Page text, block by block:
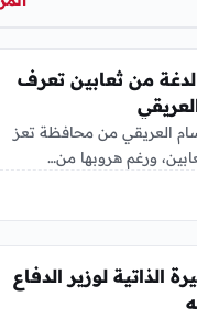
طفلة تتعرض لاكثر من 11 لدغة من ثعابين تعرف
العريقي من محافظة تعز
ورغم هروبها من…
الذاتية لوزير الدفاع